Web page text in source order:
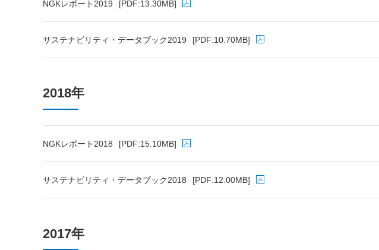
NGKレポート2019 [PDF:13.30MB]
サステナビリティ・データブック2019 [PDF:10.70MB]
2018年
NGKレポート2018 [PDF:15.10MB]
サステナビリティ・データブック2018 [PDF:12.00MB]
2017年